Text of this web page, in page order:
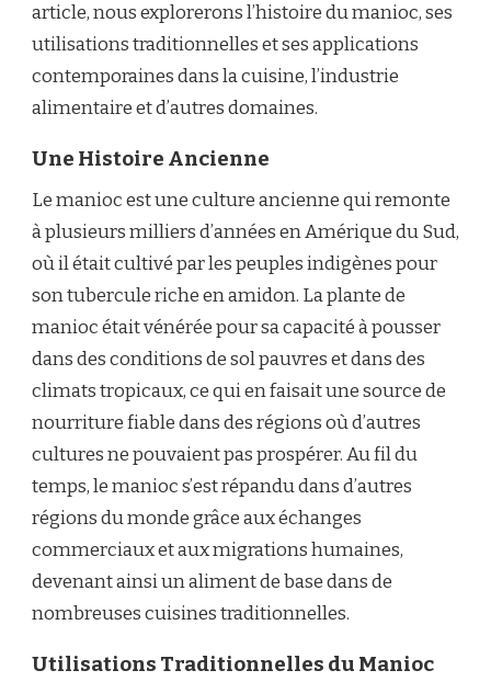
article, nous explorerons l’histoire du manioc, ses
utilisations traditionnelles et ses applications
contemporaines dans la cuisine, l’industrie
alimentaire et d’autres domaines.
Une Histoire Ancienne
Le manioc est une culture ancienne qui remonte
à plusieurs milliers d’années en Amérique du Sud,
où il était cultivé par les peuples indigènes pour
son tubercule riche en amidon. La plante de
manioc était vénérée pour sa capacité à pousser
dans des conditions de sol pauvres et dans des
climats tropicaux, ce qui en faisait une source de
nourriture fiable dans des régions où d’autres
cultures ne pouvaient pas prospérer. Au fil du
temps, le manioc s’est répandu dans d’autres
régions du monde grâce aux échanges
commerciaux et aux migrations humaines,
devenant ainsi un aliment de base dans de
nombreuses cuisines traditionnelles.
Utilisations Traditionnelles du Manioc